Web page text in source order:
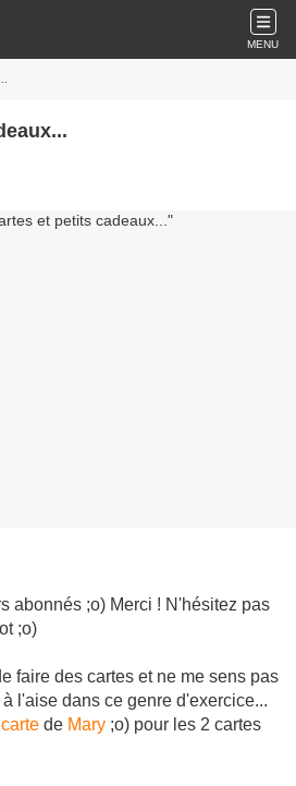
MENU
abonnés ;o) Merci ! N'hésitez pas
;o)
faire des cartes et ne me sens pas
l'aise dans ce genre d'exercice...
de Mary ;o) pour les 2 cartes